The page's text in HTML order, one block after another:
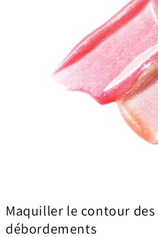
Maquiller le contour
débordements